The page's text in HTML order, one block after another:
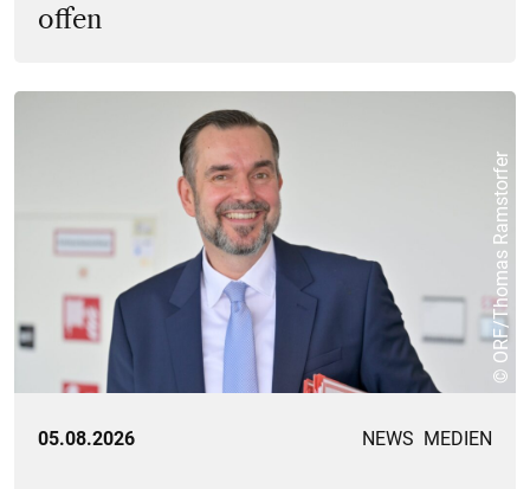
offen
© ORF/Thomas Ramstorfer
05.08.2026 NEWS MEDIEN